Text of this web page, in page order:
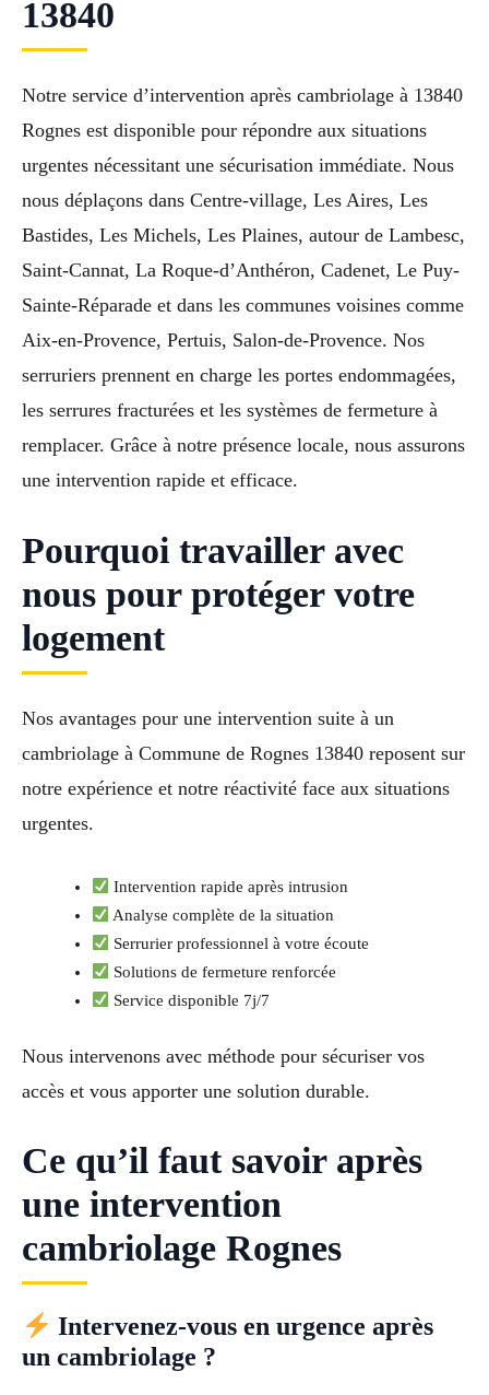
13840
Notre service d’intervention après cambriolage à 13840
Rognes est disponible pour répondre aux situations
urgentes nécessitant une sécurisation immédiate. Nous
nous déplaçons dans Centre-village, Les Aires, Les
Bastides, Les Michels, Les Plaines, autour de Lambesc,
Saint-Cannat, La Roque-d’Anthéron, Cadenet, Le Puy-
Sainte-Réparade et dans les communes voisines comme
Aix-en-Provence, Pertuis, Salon-de-Provence. Nos
serruriers prennent en charge les portes endommagées,
les serrures fracturées et les systèmes de fermeture à
remplacer. Grâce à notre présence locale, nous assurons
une intervention rapide et efficace.
Pourquoi travailler avec
nous pour protéger votre
logement
Nos avantages pour une intervention suite à un
cambriolage à Commune de Rognes 13840 reposent sur
notre expérience et notre réactivité face aux situations
urgentes.
Intervention rapide après intrusion
Analyse complète de la situation
Serrurier professionnel à votre écoute
Solutions de fermeture renforcée
Service disponible 7j/7
Nous intervenons avec méthode pour sécuriser vos
accès et vous apporter une solution durable.
Ce qu’il faut savoir après
une intervention
cambriolage Rognes
Intervenez-vous en urgence après
un cambriolage ?